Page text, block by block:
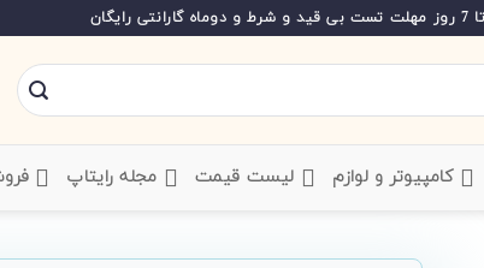
تا 7 روز مهلت تست بی قید و شرط و دوماه گارانتی رایگان
‌ کامپیوتر و لوازم ‌ لیست قیمت ‌ مجله رایتاپ